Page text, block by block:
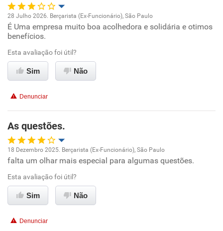
Oportunidade de promoção
Ambiente de trabalho
Conciliação com a vida familiar
Recomenda esta empresa
Recomenda a diretoria
28 Julho 2026. Berçarista (Ex-Funcionário), São Paulo
É Uma empresa muito boa acolhedora e solidária e otimos
benefícios.
Esta avaliação foi útil?
Sim Não
Denunciar
As questões.
Oportunidade de promoção
Ambiente de trabalho
18 Dezembro 2025. Berçarista (Ex-Funcionário), São Paulo
falta um olhar mais especial para algumas questões.
Esta avaliação foi útil?
Sim Não
Denunciar